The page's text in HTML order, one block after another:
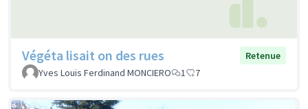
Végéta lisait on des rues
Retenue
Yves Louis Ferdinand MONCIERO
1 7